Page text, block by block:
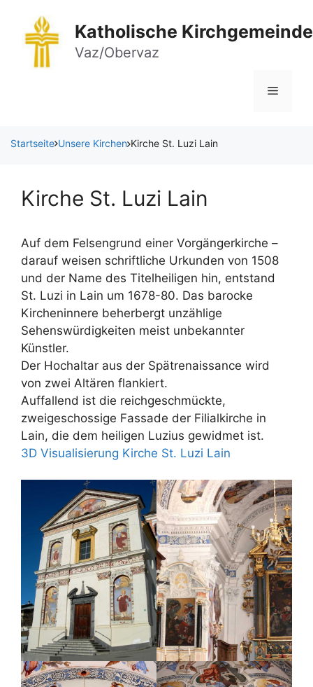
springen
Katholische Kirchgemeinde
Vaz/Obervaz
Menü
Startseite Unsere Kirchen Kirche St. Luzi Lain
Kirche St. Luzi Lain
Auf dem Felsengrund einer Vorgängerkirche –
darauf weisen schriftliche Urkunden von 1508
und der Name des Titelheiligen hin, entstand
St. Luzi in Lain um 1678-80. Das barocke
Kircheninnere beherbergt unzählige
Sehenswürdigkeiten meist unbekannter
Künstler.
Der Hochaltar aus der Spätrenaissance wird
von zwei Altären flankiert.
Auffallend ist die reichgeschmückte,
zweigeschossige Fassade der Filialkirche in
Lain, die dem heiligen Luzius gewidmet ist.
3D Visualisierung Kirche St. Luzi Lain